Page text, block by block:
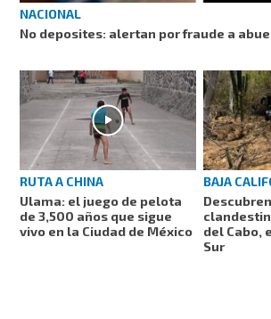
NACIONAL
No deposites: alertan por fraude a
RUTA A CHINA
Ulama: el juego de pelota
de 3,500 años que sigue
vivo en la Ciudad de México
BAJA
del Cabo,
Sur